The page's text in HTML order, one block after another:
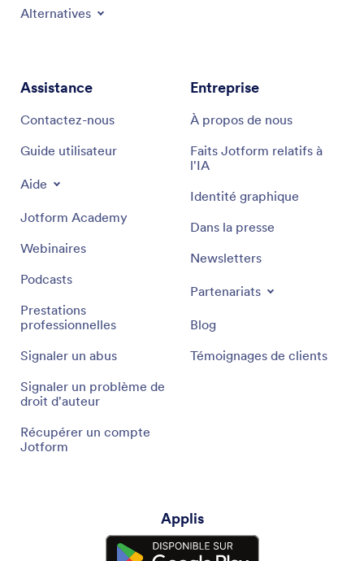
Alternatives
Assistance
Contactez-nous
Guide utilisateur
Aide
Jotform Academy
Webinaires
Podcasts
Prestations
professionnelles
Signaler un abus
Signaler un problème de
droit d'auteur
Récupérer un compte
Jotform
Entreprise
À propos de nous
Faits Jotform relatifs à
l'IA
Identité graphique
Dans la presse
Newsletters
Partenariats
Blog
Témoignages de clients
Applis